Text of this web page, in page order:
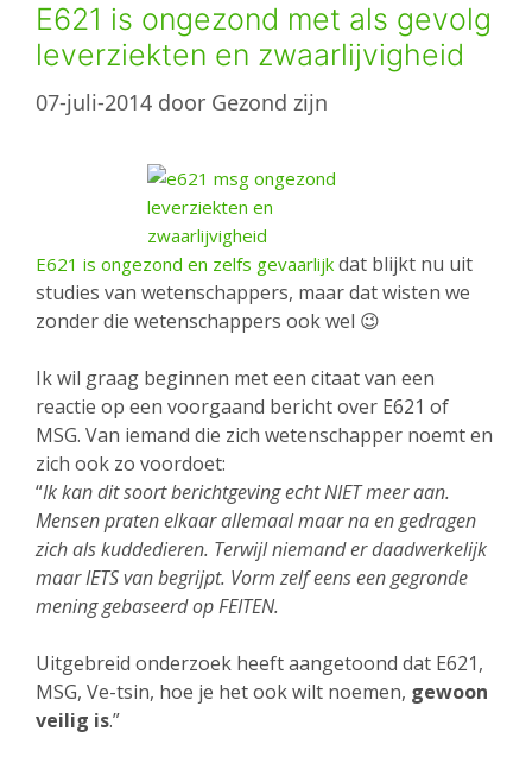
E621 is ongezond met als gevolg
leverziekten en zwaarlijvigheid
07-juli-2014 door Gezond zijn
E621 is ongezond en zelfs gevaarlijk dat blijkt nu uit
studies van wetenschappers, maar dat wisten we
zonder die wetenschappers ook wel 😉
Ik wil graag beginnen met een citaat van een
reactie op een voorgaand bericht over E621 of
MSG. Van iemand die zich wetenschapper noemt en
zich ook zo voordoet:
“Ik kan dit soort berichtgeving echt NIET meer aan.
Mensen praten elkaar allemaal maar na en gedragen
zich als kuddedieren. Terwijl niemand er daadwerkelijk
maar IETS van begrijpt. Vorm zelf eens een gegronde
mening gebaseerd op FEITEN.
Uitgebreid onderzoek heeft aangetoond dat E621,
MSG, Ve-tsin, hoe je het ook wilt noemen, gewoon
veilig is.”